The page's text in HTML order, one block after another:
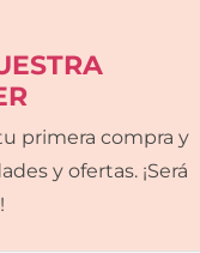
primera compra y
y ofertas. ¡Será